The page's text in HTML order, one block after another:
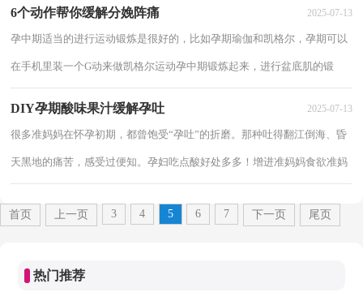
6个动作帮你缓解分娩阵痛 2025-07-13
孕中期适当的进行运动锻炼是很好的，比如孕期瑜伽和凯格尔，孕期可以
在手机里装一个G动来做凯格尔运动孕中期锻炼起来，进行盆底肌的锻
DIY孕期酸味果汁缓解孕吐 2025-07-13
很多准妈妈在怀孕初期，都曾饱受“孕吐”的折磨。那种吐得翻江倒海、昏
天黑地的痛苦，感受过便知。孕妇吃点酸好处多多！增进准妈妈食欲准妈
首页 上一页 3 4 5 6 7 下一页 尾页
热门推荐